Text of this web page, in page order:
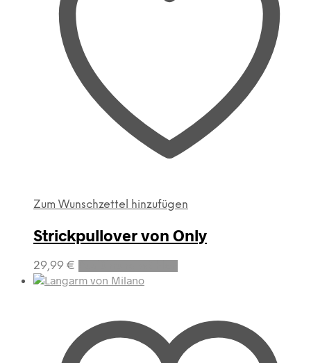
Zum Wunschzettel hinzufügen
Strickpullover von Only
29,99 €
Dieses
auf.
Die
Optionen